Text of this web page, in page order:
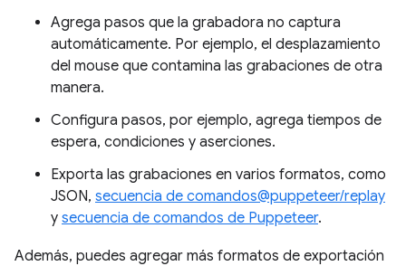
Agrega pasos que la grabadora no captura
automáticamente. Por ejemplo, el desplazamiento
del mouse que contamina las grabaciones de otra
manera.
Configura pasos, por ejemplo, agrega tiempos de
espera, condiciones y aserciones.
Exporta las grabaciones en varios formatos, como
JSON, secuencia de comandos@puppeteer/replay
y secuencia de comandos de Puppeteer.
Además, puedes agregar más formatos de exportación